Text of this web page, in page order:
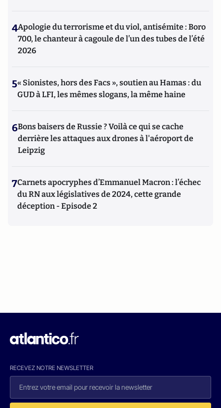
4Apologie du terrorisme et du viol, antisémite : Boro
700, le chanteur à cagoule de l’un des tubes de l’été
2026
5« Sionistes, hors des Facs », soutien au Hamas : du
GUD à LFI, les mêmes slogans, la même haine
6Bons baisers de Russie ? Voilà ce qui se cache
derrière les attaques aux drones à l'aéroport de
Leipzig
7Carnets apocryphes d’Emmanuel Macron : l’échec
du RN aux législatives de 2024, cette grande
déception - Episode 2
RECEVEZ NOTRE NEWSLETTER